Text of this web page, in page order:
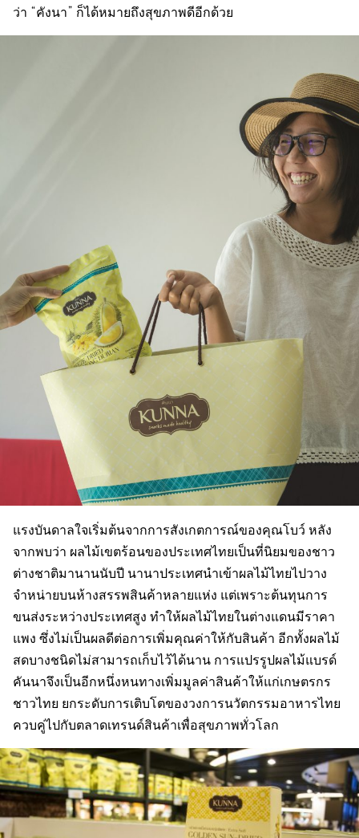
ว่า “คังนา” ก็ได้หมายถึงสุขภาพดีอีกด้วย
แรงบันดาลใจเริ่มต้นจากการสังเกตการณ์ของคุณโบว์ หลัง
จากพบว่า ผลไม้เขตร้อนของประเทศไทยเป็นที่นิยมของชาว
ต่างชาติมานานนับปี นานาประเทศนำเข้าผลไม้ไทยไปวาง
จำหน่ายบนห้างสรรพสินค้าหลายแห่ง แต่เพราะต้นทุนการ
ขนส่งระหว่างประเทศสูง ทำให้ผลไม้ไทยในต่างแดนมีราคา
แพง ซึ่งไม่เป็นผลดีต่อการเพิ่มคุณค่าให้กับสินค้า อีกทั้งผลไม้
สดบางชนิดไม่สามารถเก็บไว้ได้นาน การแปรรูปผลไม้แบรด์
คันนาจึงเป็นอีกหนึ่งหนทางเพิ่มมูลค่าสินค้าให้แก่เกษตรกร
ชาวไทย ยกระดับการเติบโตของวงการนวัตกรรมอาหารไทย
ควบคู่ไปกับตลาดเทรนด์สินค้าเพื่อสุขภาพทั่วโลก